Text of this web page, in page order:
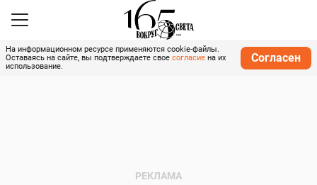
На информационном ресурсе применяются cookie-файлы.
Оставаясь на сайте, вы подтверждаете свое согласие на их
использование.
Согласен